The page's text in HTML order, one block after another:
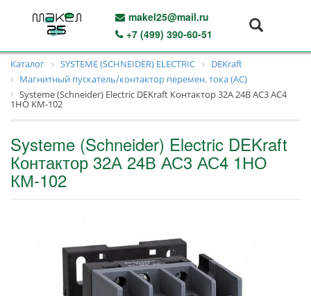
makel25@mail.ru
+7 (499) 390-60-51
Каталог SYSTEME (SCHNEIDER) ELECTRIC
DEKraft
Магнитный пускатель/контактор перемен. тока (AC)
Systeme (Schneider) Electric DEKraft Контактор 32А 24В АС3 АС4
1НО КМ-102
Systeme (Schneider) Electric DEKraft
Контактор 32А 24В АС3 АС4 1НО
КМ-102